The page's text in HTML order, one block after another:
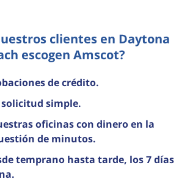
clientes en Daytona
escogen Amscot?
de crédito.
solicitud simple.
oficinas con dinero en la
de minutos.
temprano hasta tarde, los 7 días